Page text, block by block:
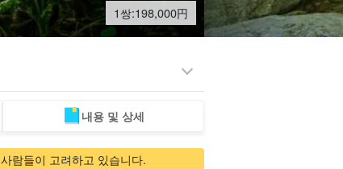
1쌍:198,000円
내용 및 상세
사람들이 고려하고 있습니다.